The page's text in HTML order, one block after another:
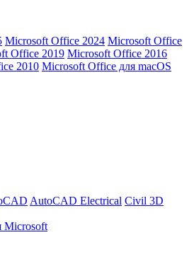
Microsoft Office 2024 Microsoft Office
Office 2019 Microsoft Office 2016
2010 Microsoft Office для macOS
AutoCAD Electrical Civil 3D
Microsoft